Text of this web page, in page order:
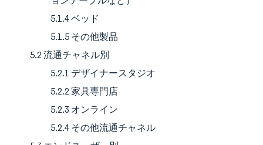
5.1.4 ベッド
5.1.5 その他製品
5.2 流通チャネル別
5.2.1 デザイナースタジオ
5.2.2 家具専門店
5.2.3 オンライン
5.2.4 その他流通チャネル